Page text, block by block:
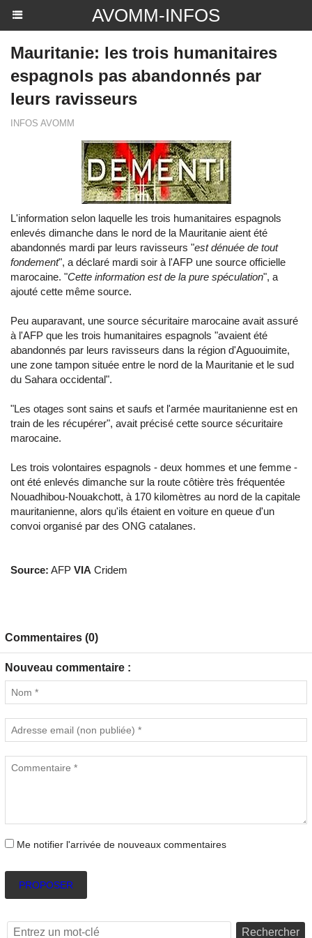
AVOMM-INFOS
Mauritanie: les trois humanitaires
espagnols pas abandonnés par
leurs ravisseurs
INFOS AVOMM
L'information selon laquelle les trois humanitaires espagnols
enlevés dimanche dans le nord de la Mauritanie aient été
abandonnés mardi par leurs ravisseurs "est dénuée de tout
fondement", a déclaré mardi soir à l'AFP une source officielle
marocaine. "Cette information est de la pure spéculation", a
ajouté cette même source.
Peu auparavant, une source sécuritaire marocaine avait assuré
à l'AFP que les trois humanitaires espagnols "avaient été
abandonnés par leurs ravisseurs dans la région d'Aguouimite,
une zone tampon située entre le nord de la Mauritanie et le sud
du Sahara occidental".
"Les otages sont sains et saufs et l'armée mauritanienne est en
train de les récupérer", avait précisé cette source sécuritaire
marocaine.
Les trois volontaires espagnols - deux hommes et une femme -
ont été enlevés dimanche sur la route côtière très fréquentée
Nouadhibou-Nouakchott, à 170 kilomètres au nord de la capitale
mauritanienne, alors qu'ils étaient en voiture en queue d'un
convoi organisé par des ONG catalanes.
Source: AFP VIA Cridem
Commentaires (0)
Nouveau commentaire :
Me notifier l'arrivée de nouveaux commentaires
PROPOSER
Rechercher